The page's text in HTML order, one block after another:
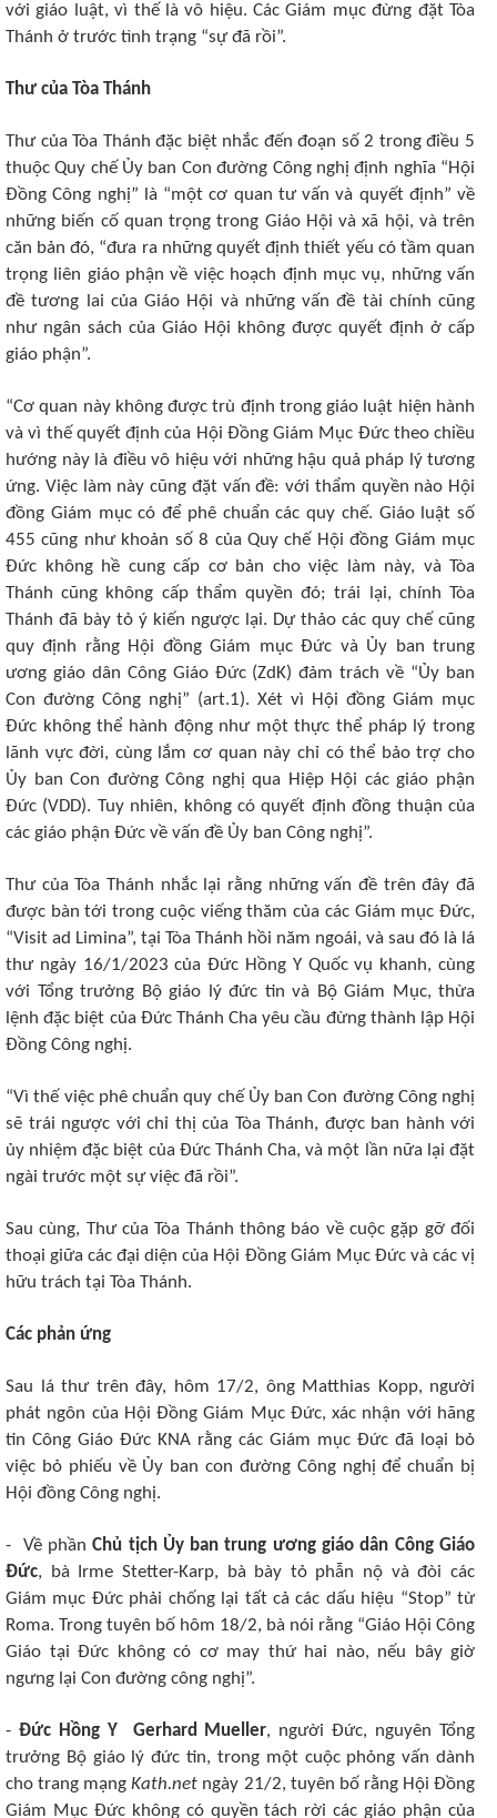
với giáo luật, vì thế là vô hiệu. Các Giám mục đừng đặt Tòa
Thánh ở trước tình trạng “sự đã rồi”.
Thư của Tòa Thánh
Thư của Tòa Thánh đặc biệt nhắc đến đoạn số 2 trong điều 5
thuộc Quy chế Ủy ban Con đường Công nghị định nghĩa “Hội
Đồng Công nghị” là “một cơ quan tư vấn và quyết định” về
những biến cố quan trọng trong Giáo Hội và xã hội, và trên
căn bản đó, “đưa ra những quyết định thiết yếu có tầm quan
trọng liên giáo phận về việc hoạch định mục vụ, những vấn
đề tương lai của Giáo Hội và những vấn đề tài chính cũng
như ngân sách của Giáo Hội không được quyết định ở cấp
giáo phận”.
“Cơ quan này không được trù định trong giáo luật hiện hành
và vì thế quyết định của Hội Đồng Giám Mục Đức theo chiều
hướng này là điều vô hiệu với những hậu quả pháp lý tương
ứng. Việc làm này cũng đặt vấn đề: với thẩm quyền nào Hội
đồng Giám mục có để phê chuẩn các quy chế. Giáo luật số
455 cũng như khoản số 8 của Quy chế Hội đồng Giám mục
Đức không hề cung cấp cơ bản cho việc làm này, và Tòa
Thánh cũng không cấp thẩm quyền đó; trái lại, chính Tòa
Thánh đã bày tỏ ý kiến ngược lại. Dự thảo các quy chế cũng
quy định rằng Hội đồng Giám mục Đức và Ủy ban trung
ương giáo dân Công Giáo Đức (ZdK) đảm trách về “Ủy ban
Con đường Công nghị” (art.1). Xét vì Hội đồng Giám mục
Đức không thể hành động như một thực thể pháp lý trong
lãnh vực đời, cùng lắm cơ quan này chỉ có thể bảo trợ cho
Ủy ban Con đường Công nghị qua Hiệp Hội các giáo phận
Đức (VDD). Tuy nhiên, không có quyết định đồng thuận của
các giáo phận Đức về vấn đề Ủy ban Công nghị”.
Thư của Tòa Thánh nhắc lại rằng những vấn đề trên đây đã
được bàn tới trong cuộc viếng thăm của các Giám mục Đức,
“Visit ad Limina”, tại Tòa Thánh hồi năm ngoái, và sau đó là lá
thư ngày 16/1/2023 của Đức Hồng Y Quốc vụ khanh, cùng
với Tổng trưởng Bộ giáo lý đức tin và Bộ Giám Mục, thừa
lệnh đặc biệt của Đức Thánh Cha yêu cầu đừng thành lập Hội
Đồng Công nghị.
“Vì thế việc phê chuẩn quy chế Ủy ban Con đường Công nghị
sẽ trái ngược với chỉ thị của Tòa Thánh, được ban hành với
ủy nhiệm đặc biệt của Đức Thánh Cha, và một lần nữa lại đặt
ngài trước một sự việc đã rồi”.
Sau cùng, Thư của Tòa Thánh thông báo về cuộc gặp gỡ đối
thoại giữa các đại diện của Hội Đồng Giám Mục Đức và các vị
hữu trách tại Tòa Thánh.
Các phản ứng
Sau lá thư trên đây, hôm 17/2, ông Matthias Kopp, người
phát ngôn của Hội Đồng Giám Mục Đức, xác nhận với hãng
tin Công Giáo Đức KNA rằng các Giám mục Đức đã loại bỏ
việc bỏ phiếu về Ủy ban con đường Công nghị để chuẩn bị
Hội đồng Công nghị.
- Về phầnChủ tịch Ủy ban trung ương giáo dân Công Giáo
Đức, bà Irme Stetter-Karp, bà bày tỏ phẫn nộ và đòi các
Giám mục Đức phải chống lại tất cả các dấu hiệu “Stop” từ
Roma. Trong tuyên bố hôm 18/2, bà nói rằng “Giáo Hội Công
Giáo tại Đức không có cơ may thứ hai nào, nếu bây giờ
ngưng lại Con đường công nghị”.
- Đức Hồng Y Gerhard Mueller, người Đức, nguyên Tổng
trưởng Bộ giáo lý đức tin, trong một cuộc phỏng vấn dành
cho trang mạngKath.net ngày 21/2, tuyên bố rằng Hội Đồng
Giám Mục Đức không có quyền tách rời các giáo phận của